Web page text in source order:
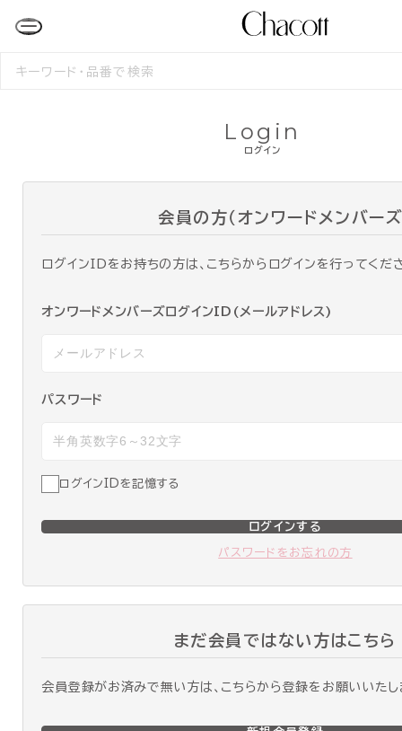
検
ログイン
Login
会員の方（オンワードメンバーズ
ログインIDをお持ちの方は、こちらからログインを行ってくだ
オンワードメンバーズログインID(メールアドレス)
パスワード
ログインIDを記憶する
ログインする
パスワードをお忘れの方
まだ会員ではない方はこちら
会員登録がお済みで無い方は、こちらから登録をお願いいたし